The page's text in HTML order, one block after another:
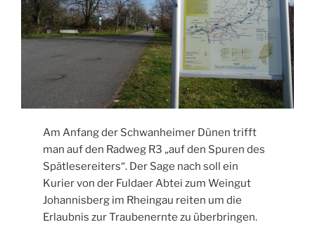
Am Anfang der Schwanheimer Dünen trifft
man auf den Radweg R3 „auf den Spuren des
Spätlesereiters“. Der Sage nach soll ein
Kurier von der Fuldaer Abtei zum Weingut
Johannisberg im Rheingau reiten um die
Erlaubnis zur Traubenernte zu überbringen.